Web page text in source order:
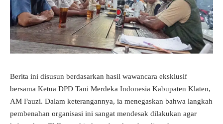
Berita ini disusun berdasarkan hasil wawancara eksklusif
bersama Ketua DPD Tani Merdeka Indonesia Kabupaten Klaten,
AM Fauzi. Dalam keterangannya, ia menegaskan bahwa langkah
pembenahan organisasi ini sangat mendesak dilakukan agar